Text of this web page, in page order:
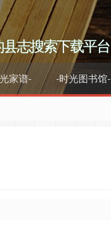
县志搜索下载平台
家谱- -时光图书馆-